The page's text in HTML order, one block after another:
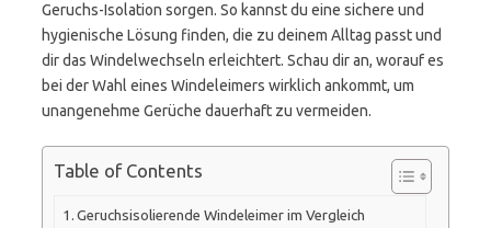
Geruchs-Isolation sorgen. So kannst du eine sichere und
hygienische Lösung finden, die zu deinem Alltag passt und
dir das Windelwechseln erleichtert. Schau dir an, worauf es
bei der Wahl eines Windeleimers wirklich ankommt, um
unangenehme Gerüche dauerhaft zu vermeiden.
Table of Contents
Geruchsisolierende Windeleimer im Vergleich